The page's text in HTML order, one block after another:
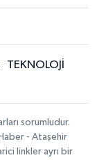
TEKNOLOJİ
sorumludur.
- Ataşehir
linkler ayrı bir